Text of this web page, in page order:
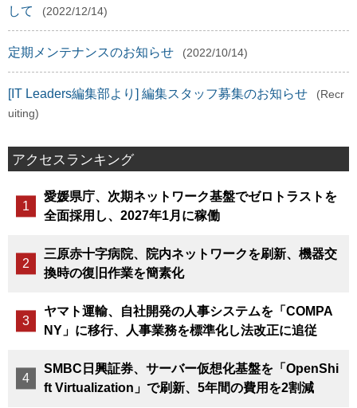
して
(2022/12/14)
定期メンテナンスのお知らせ (2022/10/14)
[IT Leaders編集部より] 編集スタッフ募集のお知らせ
(Recr
uiting)
アクセスランキング
愛媛県庁、次期ネットワーク基盤でゼロトラストを
全面採用し、2027年1月に稼働
三原赤十字病院、院内ネットワークを刷新、機器交
換時の復旧作業を簡素化
ヤマト運輸、自社開発の人事システムを「COMPA
NY」に移行、人事業務を標準化し法改正に追従
SMBC日興証券、サーバー仮想化基盤を「OpenShi
ft Virtualization」で刷新、5年間の費用を2割減